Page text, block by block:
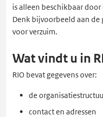
is alleen beschikbaar
Denk bijvoorbeeld aan de
voor verzuim.
Wat vindt u in
RIO bevat gegevens over:
de
contact en adressen